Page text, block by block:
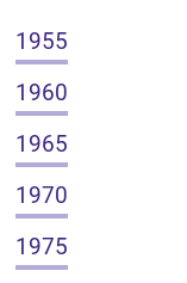
1955
1960
1965
1970
1975